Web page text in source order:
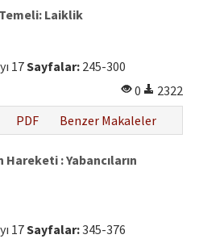
Laiklik
17Sayfalar: 245-300
0
2322
PDF Benzer Makaleler
: Yabancıların
17Sayfalar:345-376